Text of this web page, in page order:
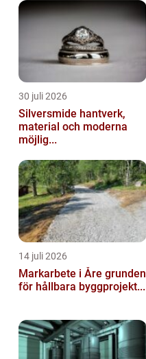
30 juli 2026
Silversmide hantverk,
material och moderna
möjlig...
14 juli 2026
Markarbete i Åre grunden
för hållbara byggprojekt...